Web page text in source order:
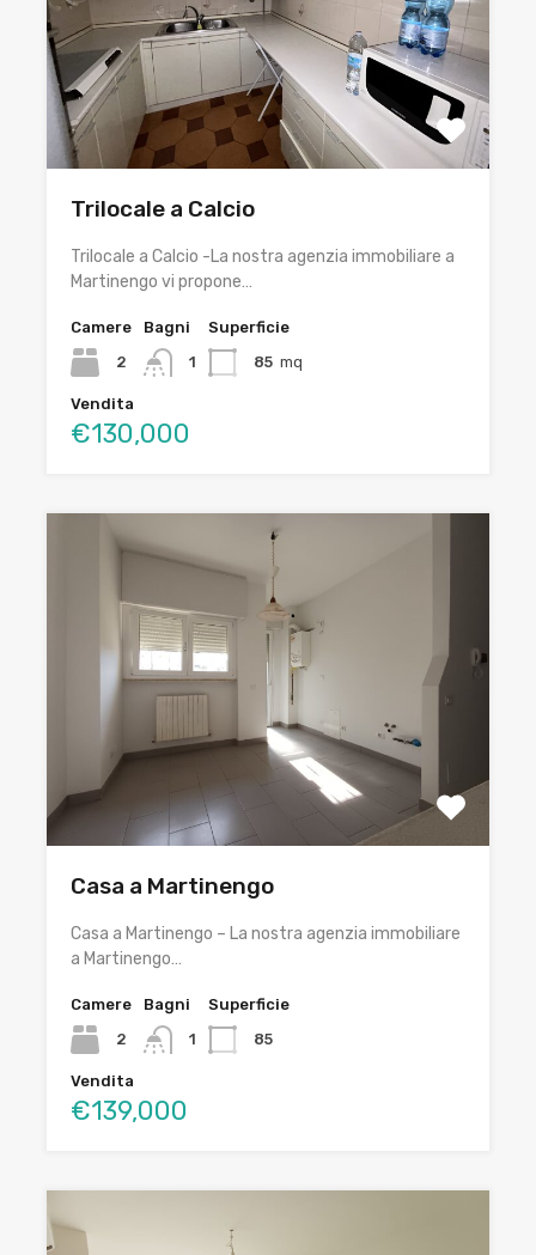
Trilocale a Calcio
Trilocale a Calcio -La nostra agenzia immobiliare a
Martinengo vi propone…
Camere
2
Bagni
1
Superficie
85 mq
Vendita
€130,000
Casa a Martinengo
Casa a Martinengo – La nostra agenzia immobiliare
a Martinengo…
Camere
2
Bagni
1
Superficie
85
Vendita
€139,000